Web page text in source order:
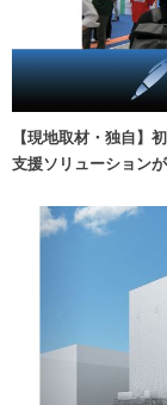
【現地取材・独自】
支援ソリューション